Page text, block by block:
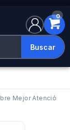
Buscar
0
Mejor Atención